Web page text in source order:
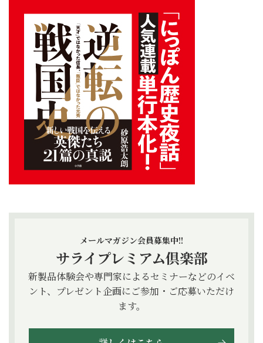
メールマガジン会員募集中!!
サライプレミアム倶楽部
新製品体験会や専門家によるセミナーなどのイベ
ント、プレゼント企画にご参加・ご応募いただけ
ます。